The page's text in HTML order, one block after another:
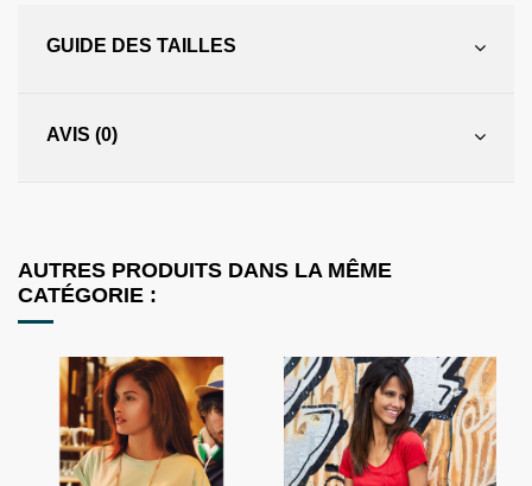
GUIDE DES TAILLES
AVIS (0)
AUTRES PRODUITS DANS LA MÊME
CATÉGORIE :